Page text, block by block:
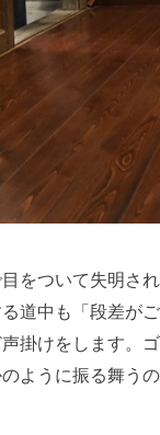
をついて失明さ
道中も「段差が
掛けをします。
ように振る舞う